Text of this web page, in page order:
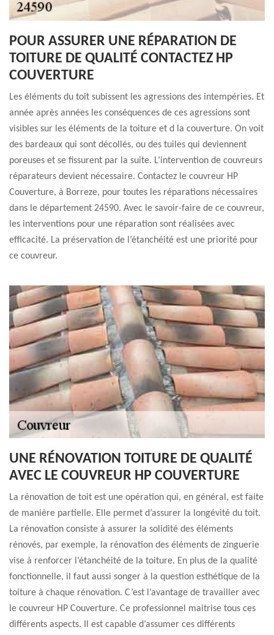
POUR ASSURER UNE RÉPARATION DE
TOITURE DE QUALITÉ CONTACTEZ HP
COUVERTURE
Les éléments du toit subissent les agressions des intempéries. Et
année après années les conséquences de ces agressions sont
visibles sur les éléments de la toiture et d la couverture. On voit
des bardeaux qui sont décollés, ou des tuiles qui deviennent
poreuses et se fissurent par la suite. L’intervention de couvreurs
réparateurs devient nécessaire. Contactez le couvreur HP
Couverture, à Borreze, pour toutes les réparations nécessaires
dans le département 24590. Avec le savoir-faire de ce couvreur,
les interventions pour une réparation sont réalisées avec
efficacité. La préservation de l’étanchéité est une priorité pour
ce couvreur.
UNE RÉNOVATION TOITURE DE QUALITÉ
AVEC LE COUVREUR HP COUVERTURE
La rénovation de toit est une opération qui, en général, est faite
de manière partielle. Elle permet d’assurer la longévité du toit.
La rénovation consiste à assurer la solidité des éléments
rénovés, par exemple, la rénovation des éléments de zinguerie
vise à renforcer l’étanchéité de la toiture. En plus de la qualité
fonctionnelle, il faut aussi songer à la question esthétique de la
toiture à chaque rénovation. C’est l’avantage de travailler avec
le couvreur HP Couverture. Ce professionnel maitrise tous ces
différents aspects. Il est capable d’assumer ces différents